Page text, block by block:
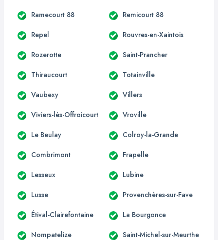
Ramecourt 88 Remicourt 88
Repel Rouvres-en-Xaintois
Rozerotte Saint-Prancher
Thiraucourt Totainville
Vaubexy Villers
Viviers-lès-Offroicourt Vroville
Le Beulay Colroy-la-Grande
Combrimont Frapelle
Lesseux Lubine
Lusse Provenchères-sur-Fave
Étival-Clairefontaine La Bourgonce
Nompatelize Saint-Michel-sur-Meurthe